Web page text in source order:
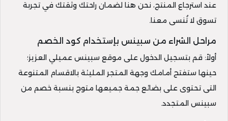
عند استرجاع المنتج، نحن هنا لضمان راحتك وثقتك في تجربة
تسوق لا تُنسى معنا.
مراحل الشراء من سبينس بإستخدام كود الخصم
أولاً: قم بتسجيل الدخول على موقع سبينس عميلي العزيز؛
حينها ستفتح أمامك وجهة المتجر المليئة بالاقسام المتنوعة
التى تحتوى على بضائع جمة جميعها متوج بنسبة خصم من
سبينس المتجدد.